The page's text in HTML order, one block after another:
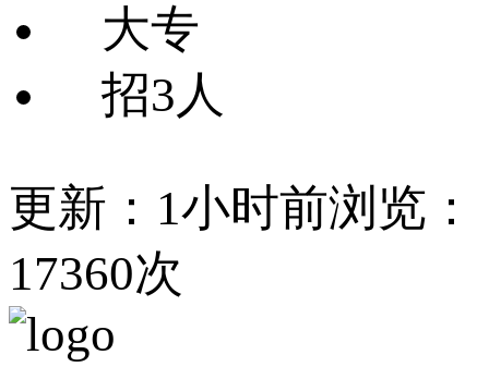
大专
招3人
更新：1小时前浏览：
17360次